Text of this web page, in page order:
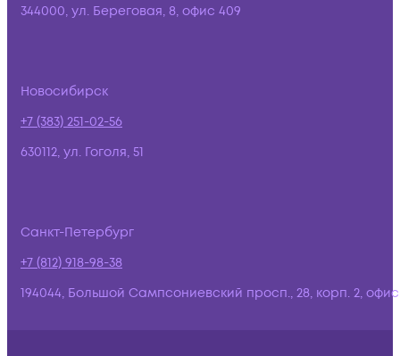
344000, ул. Береговая, 8, офис 409
Новосибирск
+7 (383) 251-02-56
630112, ул. Гоголя, 51
Санкт-Петербург
+7 (812) 918-98-38
194044, Большой Сампсониевский просп., 28, корп. 2,